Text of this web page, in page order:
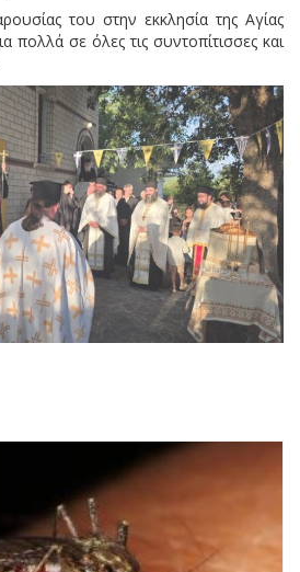
του στην εκκλησία της Αγίας
πολλά σε όλες τις συντοπίτισσες και